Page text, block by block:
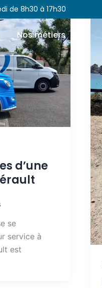
de 8h30 à 17h30
Nos métiers
d’une
se
service à
est